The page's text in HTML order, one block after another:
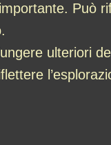
Può
ulteriori